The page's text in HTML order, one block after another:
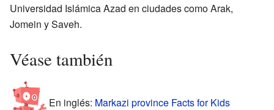
Universidad Islámica Azad en ciudades como Arak,
Jomein y Saveh.
Véase también
En inglés: Markazi province Facts for Kids